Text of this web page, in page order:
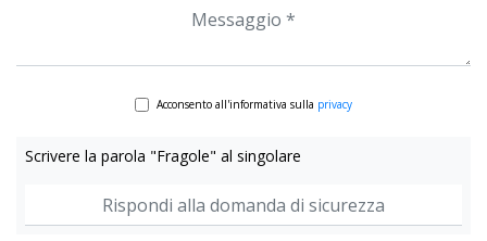
Acconsento all'informativa sulla privacy
Scrivere la parola "Fragole" al singolare